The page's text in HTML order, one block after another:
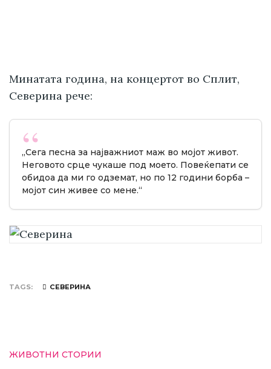
Минатата година, на концертот во Сплит,
Северина рече:
„Сега песна за најважниот маж во мојот живот.
Неговото срце чукаше под моето. Повеќепати се
обидоа да ми го одземат, но по 12 години борба –
мојот син живее со мене.“
TAGS СЕВЕРИНА
ЖИВОТНИ СТОРИИ